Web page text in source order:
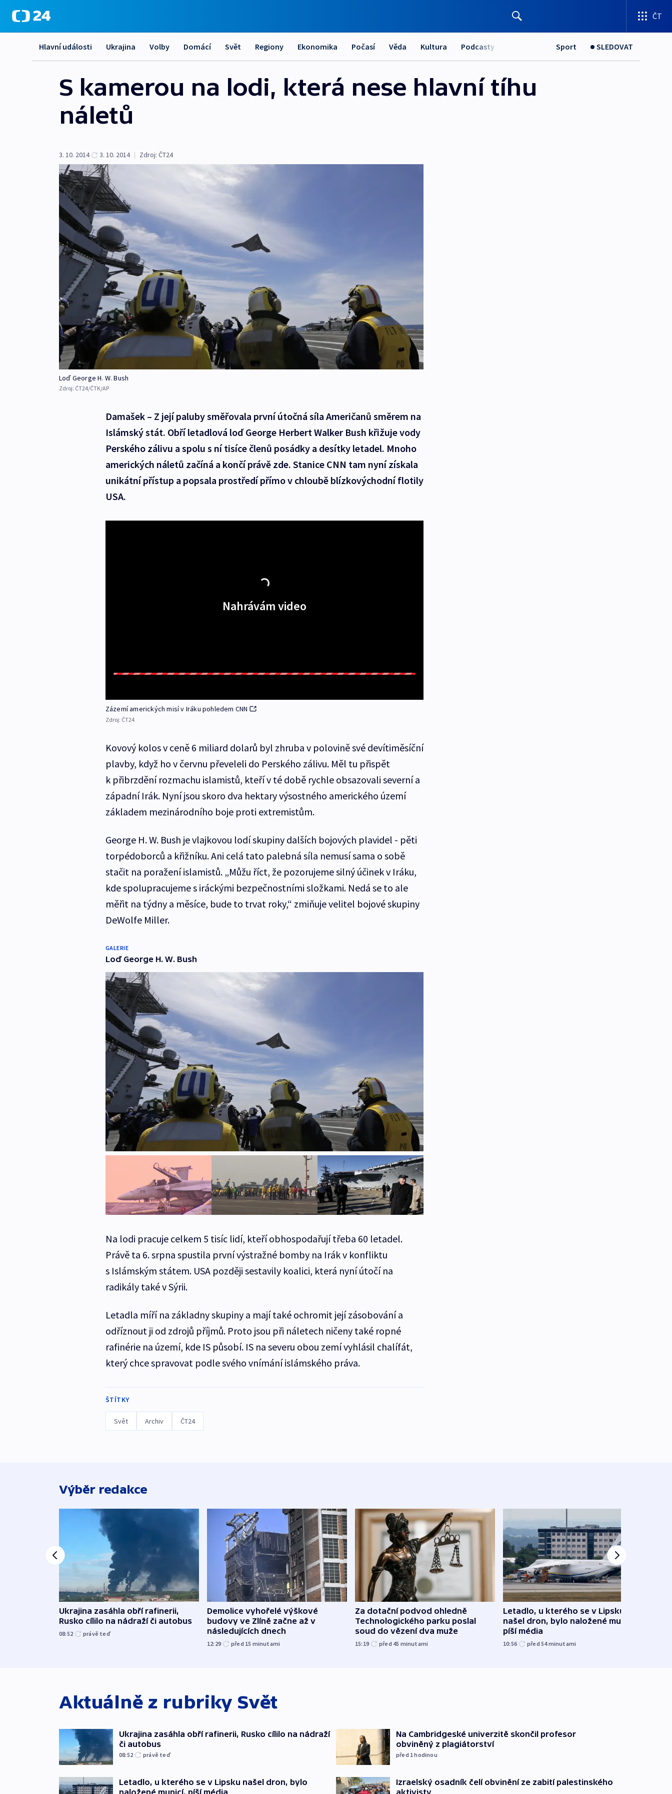
ČT
Hlavní události Ukrajina Volby Domácí Svět Regiony Ekonomika Počasí Věda Kultura Podcasty Sport SLEDOVAT
S kamerou na lodi, která nese hlavní tíhu
náletů
3. 10. 2014 3. 10. 2014 | Zdroj: ČT24
Loď George H. W. Bush
Zdroj: ČT24/ČTK/AP
Damašek – Z její paluby směřovala první útočná síla Američanů směrem na
Islámský stát. Obří letadlová loď George Herbert Walker Bush křižuje vody
Perského zálivu a spolu s ní tisíce členů posádky a desítky letadel. Mnoho
amerických náletů začíná a končí právě zde. Stanice CNN tam nyní získala
unikátní přístup a popsala prostředí přímo v chloubě blízkovýchodní flotily
USA.
Nahrávám video
Zázemí amerických misí v Iráku pohledem CNN
Zdroj: ČT24
Kovový kolos v ceně 6 miliard dolarů byl zhruba v polovině své devítiměsíční
plavby, když ho v červnu převeleli do Perského zálivu. Měl tu přispět
k přibrzdění rozmachu islamistů, kteří v té době rychle obsazovali severní a
západní Irák. Nyní jsou skoro dva hektary výsostného amerického území
základem mezinárodního boje proti extremistům.
George H. W. Bush je vlajkovou lodí skupiny dalších bojových plavidel - pěti
torpédoborců a křižníku. Ani celá tato palebná síla nemusí sama o sobě
stačit na poražení islamistů. „Můžu říct, že pozorujeme silný účinek v Iráku,
kde spolupracujeme s iráckými bezpečnostními složkami. Nedá se to ale
měřit na týdny a měsíce, bude to trvat roky,“ zmiňuje velitel bojové skupiny
DeWolfe Miller.
GALERIE
Loď George H. W. Bush
Na lodi pracuje celkem 5 tisíc lidí, kteří obhospodařují třeba 60 letadel.
Právě ta 6. srpna spustila první výstražné bomby na Irák v konfliktu
s Islámským státem. USA později sestavily koalici, která nyní útočí na
radikály také v Sýrii.
Letadla míří na základny skupiny a mají také ochromit její zásobování a
odříznout ji od zdrojů příjmů. Proto jsou při náletech ničeny také ropné
rafinérie na území, kde IS působí. IS na severu obou zemí vyhlásil chalífát,
který chce spravovat podle svého vnímání islámského práva.
ŠTÍTKY
Svět Archiv ČT24
Výběr redakce
Ukrajina zasáhla obří rafinerii,
Rusko cílilo na nádraží či autobus
08:52 právě teď
Demolice vyhořelé výškové
budovy ve Zlíně začne až v
následujících dnech
12:29 před 15 minutami
Za dotační podvod ohledně
Technologického parku poslal
soud do vězení dva muže
15:19 před 45 minutami
Letadlo, u kterého se v Lipsku
našel dron, bylo naložené municí,
píší média
10:56 před 54minutami
Aktuálně z rubriky Svět
Ukrajina zasáhla obří rafinerii, Rusko cílilo na nádraží
či autobus
08:52 právě teď
Letadlo, u kterého se v Lipsku našel dron, bylo
naložené municí, píší média
Na Cambridgeské univerzitě skončil profesor
obviněný z plagiátorství
před 1hodinou
Izraelský osadník čelí obvinění ze zabití palestinského
aktivisty